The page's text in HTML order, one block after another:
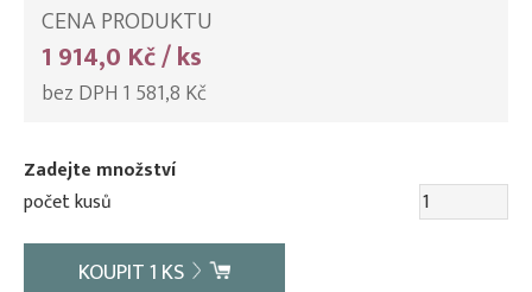
CENA PRODUKTU
1 914,0 Kč / ks
bez DPH 1 581,8 Kč
Zadejte množství
počet kusů
KOUPIT1 KS